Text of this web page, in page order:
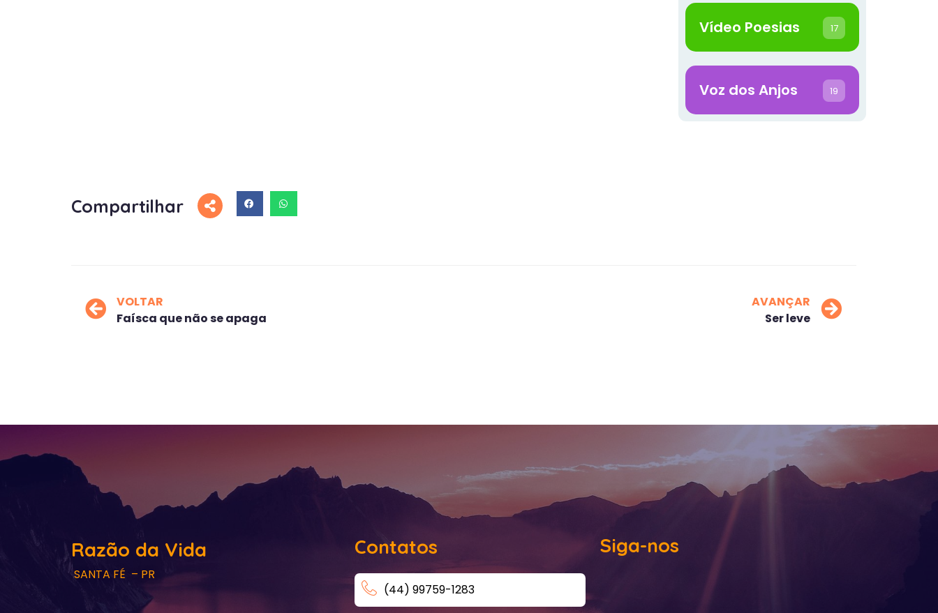
Vídeo Poesias 17
Voz dos Anjos 19
Compartilhar
VOLTAR
Faísca que não se apaga
AVANÇAR
Ser leve
Razão da Vida
SANTA FÉ – PR
Contatos
(44) 99759-1283
Siga-nos